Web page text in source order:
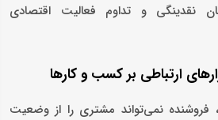
نقدینگی و تداوم فعالیت اقتصادی
ارتباطی بر کسب و کارها
فروشنده نمی‌تواند مشتری را از وضعیت